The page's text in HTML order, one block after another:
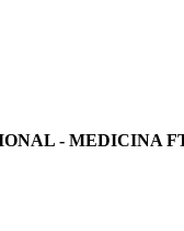
- MEDICINA